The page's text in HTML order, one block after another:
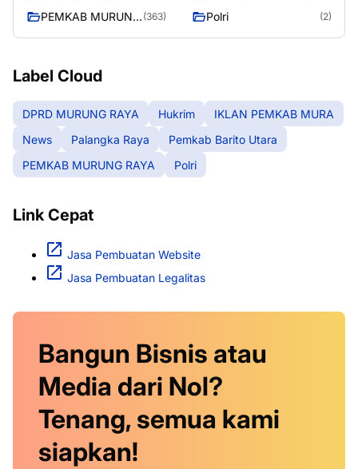
PEMKAB MURUNG (363) Polri (2)
Label Cloud
DPRD MURUNG RAYA Hukrim
IKLAN PEMKAB MURA
News
Palangka Raya
Pemkab Barito Utara
PEMKAB MURUNG RAYA
Polri
Link Cepat
Jasa Pembuatan Website
Jasa Pembuatan Legalitas
Bangun Bisnis atau
Media dari Nol?
Tenang, semua kami
siapkan!